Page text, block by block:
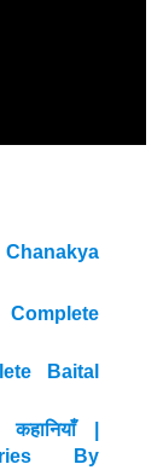
Chanakya
Baital
|
By